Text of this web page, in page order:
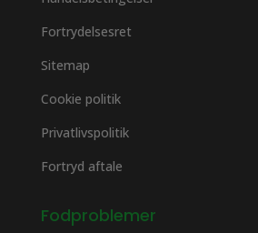
Fortrydelsesret
Sitemap
Cookie politik
Privatlivspolitik
Fortryd aftale
Fodproblemer